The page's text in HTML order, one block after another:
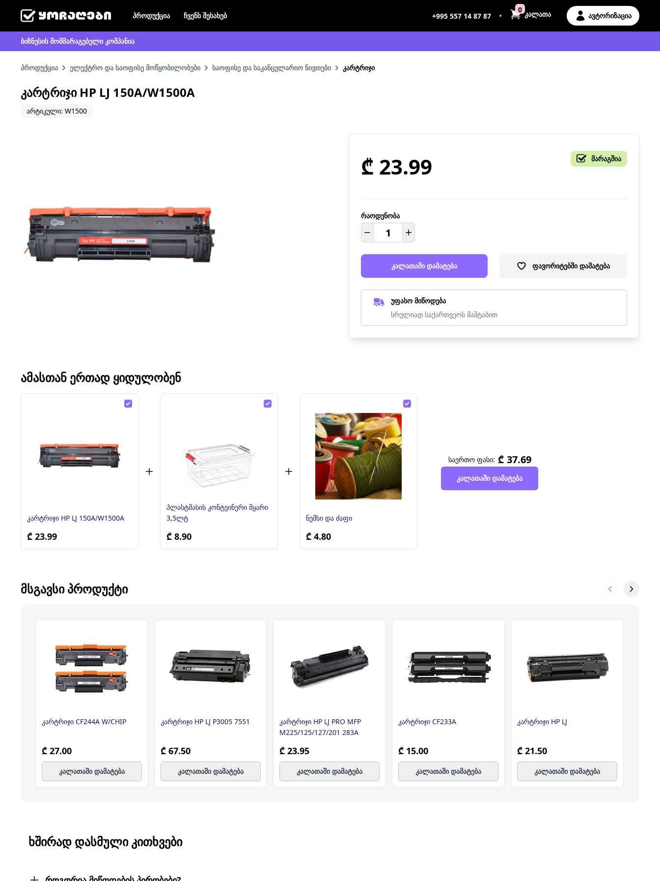
პროდუქცია ჩვენს შესახებ +995 557 14 87 87 •
0 კალათა ავტორიზაცია
ბიზნესის მომმარაგებელი კომპანია
პროდუქცია ელექტრო და საოფისე მოწყობილობები საოფისე და საკანცელარიო ნივთები კარტრიჯი
ᲙᲐᲠᲢᲠᲘᲯᲘ HP LJ 150A/W1500A
არტიკული: W1500
₾ 23.99 მარაგშია
რაოდენობა
კალათაში დამატება ფავორიტებში დამატება
უფასო მიწოდება
სრულიად საქართვეოს მაშტაბით
ᲐᲛᲐᲡᲗᲐᲜ ᲔᲠᲗᲐᲓ ᲧᲘᲓᲣᲚᲝᲑᲔᲜ
კარტრიჯი HP LJ 150A/W1500A
₾ 23.99
პლასტმასის კონტეინერი მყარი
3,5ლტ
₾ 8.90
ნემსი და ძაფი
₾ 4.80
საერთო ფასი: ₾ 37.69
კალათაში დამატება
ᲛᲡᲒᲐᲕᲡᲘ ᲞᲠᲝᲓᲣᲥᲢᲘ
კარტრიჯი CF244A W/CHIP
₾ 27.00
კალათაში დამატება
კარტრიჯი HP LJ P3005 7551
₾ 67.50
კალათაში დამატება
კარტრიჯი HP LJ PRO MFP
M225/125/127/201 283A
₾ 23.95
კალათაში დამატება
კარტრიჯი CF233A
₾ 15.00
კალათაში დამატება
კარტრიჯი HP LJ
₾ 21.50
კალათაში დამატება
ᲮᲨᲘᲠᲐᲓ ᲓᲐᲡᲛᲣᲚᲘ ᲙᲘᲗᲮᲕᲔᲑᲘ